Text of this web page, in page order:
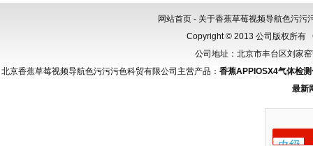
网站首页 - 关于香蕉草莓视频导航色污污
Copyright © 2013 公司版权所有
公司地址：北京市丰台区刘
北京香蕉草莓视频导航色污污污色科贸有限公司主营产品： 香蕉APPIOSX4气体检
最新